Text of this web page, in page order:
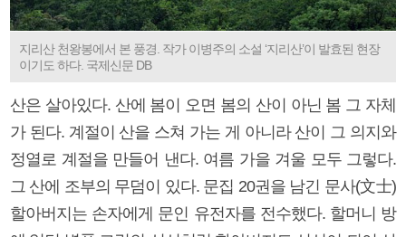
지리산 천왕봉에서 본 풍경. 작가 이병주의 소설 ‘지리산’이 발효된 현장
이기도 하다. 국제신문 DB
산은 살아있다. 산에 봄이 오면 봄의 산이 아닌 봄 그 자체
가 된다. 계절이 산을 스쳐 가는 게 아니라 산이 그 의지와
정열로 계절을 만들어 낸다. 여름 가을 겨울 모두 그렇다.
그 산에 조부의 무덤이 있다. 문집 20권을 남긴 문사(文士)
할아버지는 손자에게 문인 유전자를 전수했다. 할머니 방